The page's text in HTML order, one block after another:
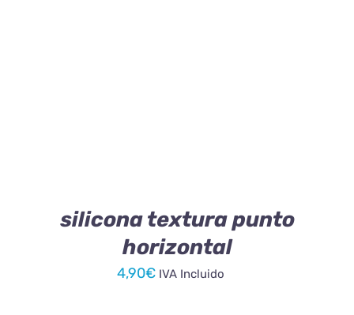
silicona textura punto
horizontal
4,90€ IVA Incluido